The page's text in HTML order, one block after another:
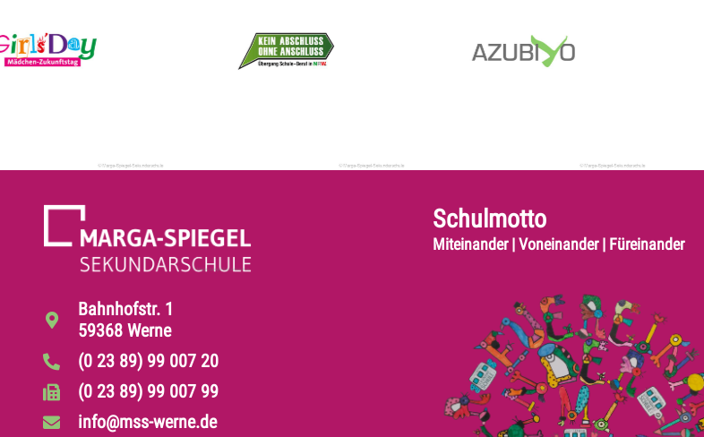
Bahnhofstr. 1
59368 Werne
(0 23 89) 99 007 20
(0 23 89) 99 007 99
info@mss-werne.de
Schulmotto
Miteinander | Voneinander | Füreinander